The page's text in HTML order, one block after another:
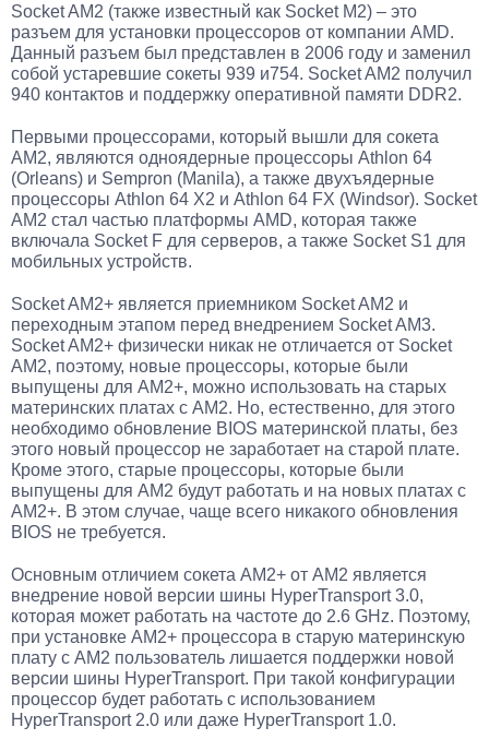
Socket AM2 (также известный как Socket M2) – это
разъем для установки процессоров от компании AMD.
Данный разъем был представлен в 2006 году и заменил
собой устаревшие сокеты 939 и754. Socket AM2 получил
940 контактов и поддержку оперативной памяти DDR2.
Первыми процессорами, который вышли для сокета
AM2, являются одноядерные процессоры Athlon 64
(Orleans) и Sempron (Manila), а также двухъядерные
процессоры Athlon 64 X2 и Athlon 64 FX (Windsor). Socket
AM2 стал частью платформы AMD, которая также
включала Socket F для серверов, а также Socket S1 для
мобильных устройств.
Socket AM2+ является приемником Socket AM2 и
переходным этапом перед внедрением Socket AM3.
Socket AM2+ физически никак не отличается от Socket
AM2, поэтому, новые процессоры, которые были
выпущены для AM2+, можно использовать на старых
материнских платах с AM2. Но, естественно, для этого
необходимо обновление BIOS материнской платы, без
этого новый процессор не заработает на старой плате.
Кроме этого, старые процессоры, которые были
выпущены для AM2 будут работать и на новых платах с
AM2+. В этом случае, чаще всего никакого обновления
BIOS не требуется.
Основным отличием сокета AM2+ от AM2 является
внедрение новой версии шины HyperTransport 3.0,
которая может работать на частоте до 2.6 GHz. Поэтому,
при установке AM2+ процессора в старую материнскую
плату с AM2 пользователь лишается поддержки новой
версии шины HyperTransport. При такой конфигурации
процессор будет работать с использованием
HyperTransport 2.0 или даже HyperTransport 1.0.